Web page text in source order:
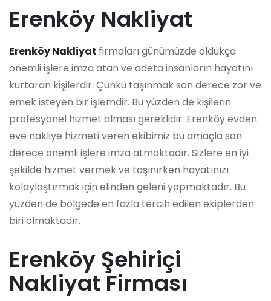
Erenköy Nakliyat
Erenköy Nakliyat firmaları günümüzde oldukça
önemli işlere imza atan ve adeta insanların hayatını
kurtaran kişilerdir. Çünkü taşınmak son derece zor ve
emek isteyen bir işlemdir. Bu yüzden de kişilerin
profesyonel hizmet alması gereklidir. Erenköy evden
eve nakliye hizmeti veren ekibimiz bu amaçla son
derece önemli işlere imza atmaktadır. Sizlere en iyi
şekilde hizmet vermek ve taşınırken hayatınızı
kolaylaştırmak için elinden geleni yapmaktadır. Bu
yüzden de bölgede en fazla tercih edilen ekiplerden
biri olmaktadır.
Erenköy Şehiriçi
Nakliyat Firması